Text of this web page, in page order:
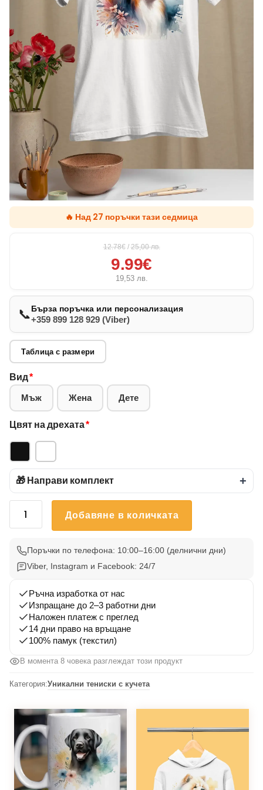
🔥 Над 27 поръчки тази седмица
12.78€ / 25,00лв.
9.99€
19,53 лв.
📞Бърза поръчка или персонализация
+359 899 128 929 (Viber)
Таблица с размери
Вид*
Мъж Жена Дете
Цвят на дрехата*
🎁 Направи комплект +
количество
Куче
Добавяне в количката
Поръчки по телефона: 10:00–16:00 (делнични дни)
Viber, Instagram и Facebook: 24/7
Ръчна изработка от нас
Изпращане до 2–3 работни дни
Наложен платеж с преглед
14 дни право на връщане
100% памук (текстил)
В момента 8 човека разглеждат този продукт
Категория:Уникални тениски с кучета